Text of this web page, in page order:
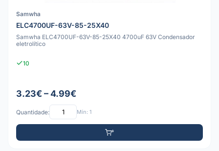
Samwha
ELC4700UF-63V-85-25X40
Samwha ELC4700UF-63V-85-25X40 4700uF 63V Condensador
eletrolítico
10
3.23€ – 4.99€
Quantidade: Mín: 1